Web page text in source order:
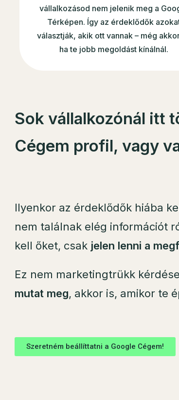
vállalkozásod nem jelenik meg a
Térképen. Így az érdeklődők
választják, akik ott vannak – még
ha te jobb megoldást kínálnál.
Sok vállalkozónál itt
Cégem profil, vagy
Ilyenkor az érdeklődők hiába
nem találnak elég információt
kell őket, csak jelen lenni a
Ez nem marketingtrükk
mutat meg, akkor is, amikor te
Szeretném beállíttatni a Google Cégem!